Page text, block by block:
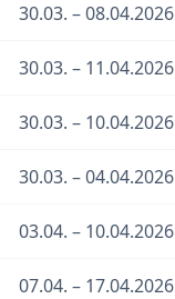
30.03. – 08.04.2026
30.03. – 11.04.2026
30.03. – 10.04.2026
30.03. – 04.04.2026
03.04. – 10.04.2026
07.04. – 17.04.2026